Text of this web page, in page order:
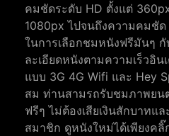
คมชัดระดับ HD ตั้งแต่
1080px ไปจนถึงความคมชัด
ในการเลือกชมหนังฟรีมันๆ กั
ละเอียดหนังตามความเร็วอิน
แบบ 3G 4G Wifi และ Hey
สม ท่านสามรถรับชมภาพยน
ฟรีๆ ไม่ต้องเสียเงินสักบาทแล
สมาชิก ดูหนังใหม่ได้เพียงค